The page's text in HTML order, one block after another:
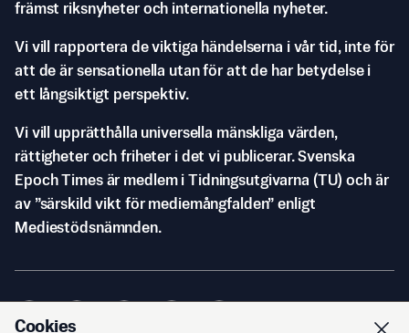
främst riksnyheter och internationella nyheter.
Vi vill rapportera de viktiga händelserna i vår tid, inte för
att de är sensationella utan för att de har betydelse i
ett långsiktigt perspektiv.
Vi vill upprätthålla universella mänskliga värden,
rättigheter och friheter i det vi publicerar. Svenska
Epoch Times är medlem i Tidningsutgivarna (TU) och är
av ”särskild vikt för mediemångfalden” enligt
Mediestödsnämnden.
Cookies